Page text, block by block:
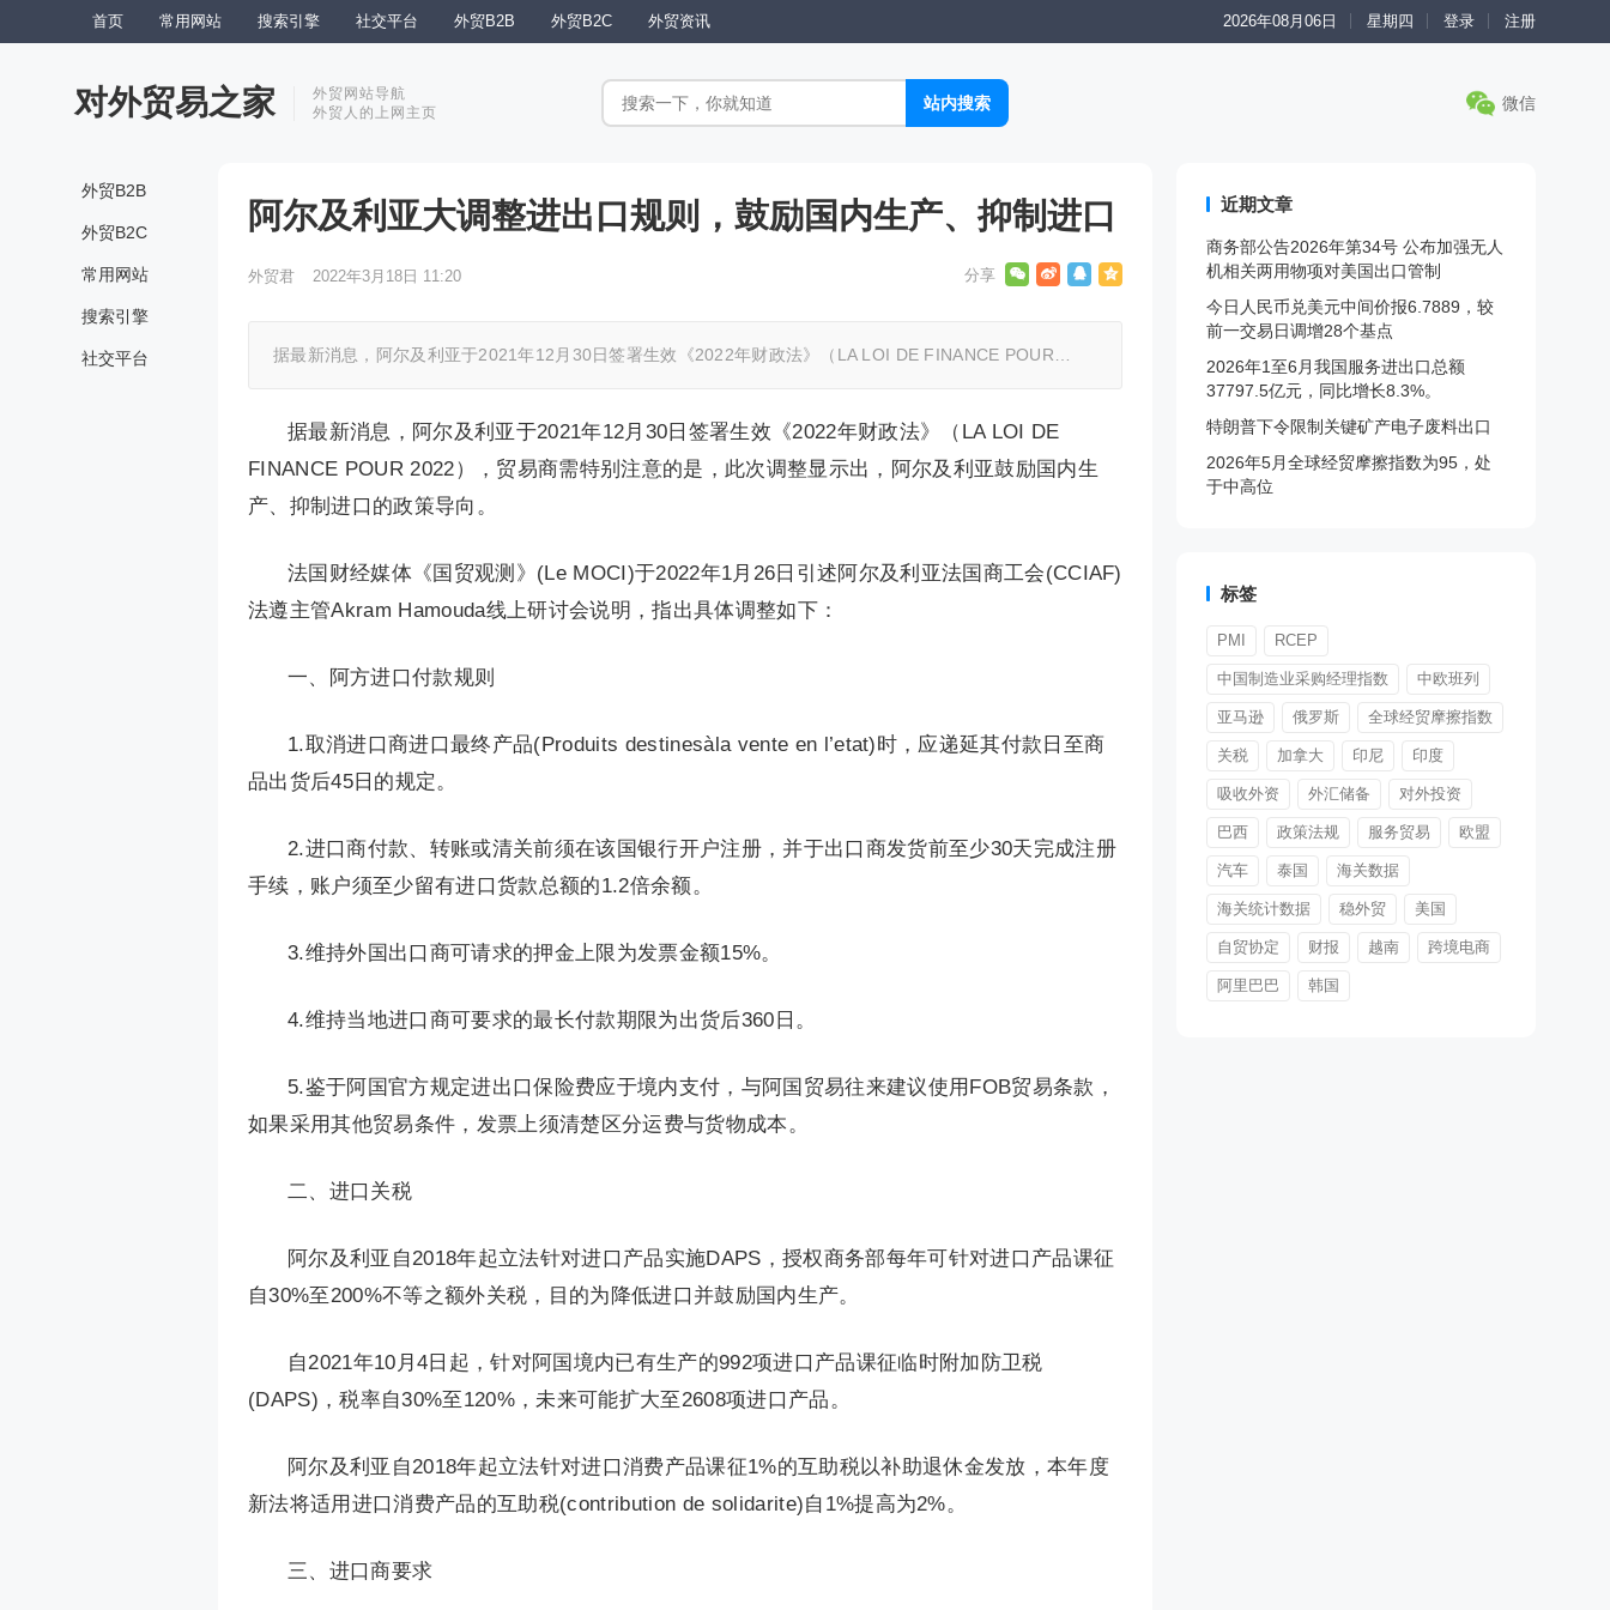
首页 常用网站 搜索引擎 社交平台 外贸B2B 外贸B2C 外贸资讯 2026年08月06日 星期四 登录 注册
对外贸易之家
外贸网站导航
外贸人的上网主页
微信
外贸B2B
外贸B2C
常用网站
搜索引擎
社交平台
阿尔及利亚大调整进出口规则，鼓励国内生产、抑制进口
外贸君 2022年3月18日 11:20
据最新消息，阿尔及利亚于2021年12月30日签署生效《2022年财政法》（LA LOI DE FINANCE POUR…
据最新消息，阿尔及利亚于2021年12月30日签署生效《2022年财政法》（LA LOI DE
FINANCE POUR 2022），贸易商需特别注意的是，此次调整显示出，阿尔及利亚鼓励国内生
产、抑制进口的政策导向。
法国财经媒体《国贸观测》(Le MOCI)于2022年1月26日引述阿尔及利亚法国商工会(CCIAF)
法遵主管Akram Hamouda线上研讨会说明，指出具体调整如下：
一、阿方进口付款规则
1.取消进口商进口最终产品(Produits destinesàla vente en l’etat)时，应递延其付款日至商
品出货后45日的规定。
2.进口商付款、转账或清关前须在该国银行开户注册，并于出口商发货前至少30天完成注册
手续，账户须至少留有进口货款总额的1.2倍余额。
3.维持外国出口商可请求的押金上限为发票金额15%。
4.维持当地进口商可要求的最长付款期限为出货后360日。
5.鉴于阿国官方规定进出口保险费应于境内支付，与阿国贸易往来建议使用FOB贸易条款，
如果采用其他贸易条件，发票上须清楚区分运费与货物成本。
二、进口关税
阿尔及利亚自2018年起立法针对进口产品实施DAPS，授权商务部每年可针对进口产品课征
自30%至200%不等之额外关税，目的为降低进口并鼓励国内生产。
自2021年10月4日起，针对阿国境内已有生产的992项进口产品课征临时附加防卫税
(DAPS)，税率自30%至120%，未来可能扩大至2608项进口产品。
阿尔及利亚自2018年起立法针对进口消费产品课征1%的互助税以补助退休金发放，本年度
新法将适用进口消费产品的互助税(contribution de solidarite)自1%提高为2%。
三、进口商要求
近期文章
商务部公告2026年第34号 公布加强无人
机相关两用物项对美国出口管制
今日人民币兑美元中间价报6.7889，较
前一交易日调增28个基点
2026年1至6月我国服务进出口总额
37797.5亿元，同比增长8.3%。
特朗普下令限制关键矿产电子废料出口
2026年5月全球经贸摩擦指数为95，处
于中高位
标签
PMI RCEP
中国制造业采购经理指数 中欧班列
亚马逊 俄罗斯 全球经贸摩擦指数
关税 加拿大 印尼 印度
吸收外资 外汇储备 对外投资
巴西 政策法规 服务贸易 欧盟
汽车 泰国 海关数据
海关统计数据 稳外贸 美国
自贸协定 财报 越南 跨境电商
阿里巴巴 韩国